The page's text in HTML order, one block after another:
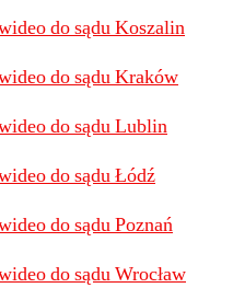
do sądu Koszalin
do sądu Kraków
do sądu Lublin
do sądu Łódź
do sądu Poznań
do sądu Wrocław